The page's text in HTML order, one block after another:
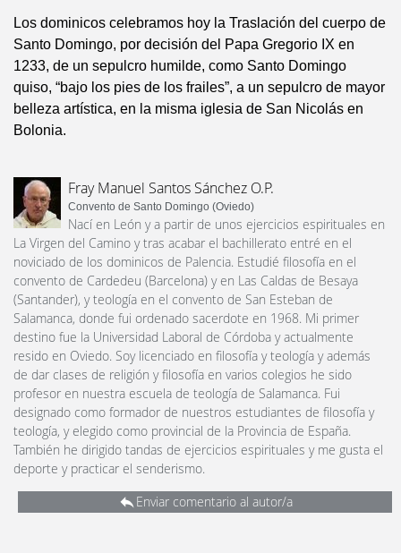
Los dominicos celebramos hoy la Traslación del cuerpo de
Santo Domingo, por decisión del Papa Gregorio IX en
1233, de un sepulcro humilde, como Santo Domingo
quiso, “bajo los pies de los frailes”, a un sepulcro de mayor
belleza artística, en la misma iglesia de San Nicolás en
Bolonia.
Fray Manuel Santos Sánchez O.P.
Convento de Santo Domingo (Oviedo)
Nací en León y a partir de unos ejercicios espirituales en
La Virgen del Camino y tras acabar el bachillerato entré en el
noviciado de los dominicos de Palencia. Estudié filosofía en el
convento de Cardedeu (Barcelona) y en Las Caldas de Besaya
(Santander), y teología en el convento de San Esteban de
Salamanca, donde fui ordenado sacerdote en 1968. Mi primer
destino fue la Universidad Laboral de Córdoba y actualmente
resido en Oviedo. Soy licenciado en filosofía y teología y además
de dar clases de religión y filosofía en varios colegios he sido
profesor en nuestra escuela de teología de Salamanca. Fui
designado como formador de nuestros estudiantes de filosofía y
teología, y elegido como provincial de la Provincia de España.
También he dirigido tandas de ejercicios espirituales y me gusta el
deporte y practicar el senderismo.
Enviar comentario al autor/a